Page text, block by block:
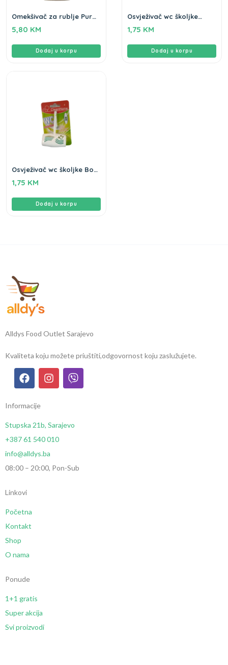
Omekšivač za rublje Pure
5,80 KM
Dodaj u korpu
Osvježivač wc školjke
1,75 KM
Dodaj u korpu
Osvježivač wc školjke Bor
1,75 KM
Dodaj u korpu
Alldys Food Outlet Sarajevo
Kvaliteta koju možete priuštiti,odgovornost koju zaslužujete.
Informacije
Stupska 21b, Sarajevo
+387 61 540 010
info@alldys.ba
08:00 – 20:00, Pon-Sub
Linkovi
Početna
Kontakt
Shop
O nama
Ponude
1+1 gratis
Super akcija
Svi proizvodi